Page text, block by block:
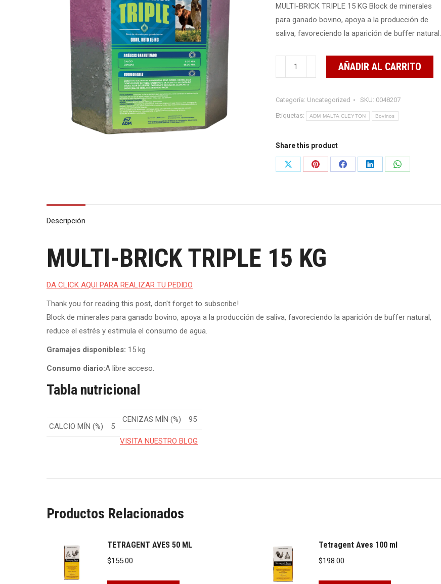
MULTI-BRICK TRIPLE 15 KG Block de minerales
para ganado bovino, apoya a la producción de
saliva, favoreciendo la aparición de buffer natural.
MULTI-
BRICK
15
KG
AÑADIR AL CARRITO
Categoría: Uncategorized SKU: 0048207
Etiquetas: ADM MALTA CLEYTON Bovinos
Share this product
Share
Share
Share
Share
Share
Descripción
MULTI-BRICK TRIPLE 15 KG
DA CLICK AQUI PARA REALIZAR TU PEDIDO
Thank you for reading this post, don't forget to subscribe!
Block de minerales para ganado bovino, apoya a la producción de saliva, favoreciendo la aparición de buffer natural,
reduce el estrés y estimula el consumo de agua.
Gramajes disponibles: 15 kg
Consumo diario:A libre acceso.
Tabla nutricional
CALCIO MÍN (%) 5
CENIZAS MÍN (%) 95
VISITA NUESTRO BLOG
Productos Relacionados
TETRAGENT AVES 50 ML
$155.00
Tetragent Aves 100 ml
$198.00